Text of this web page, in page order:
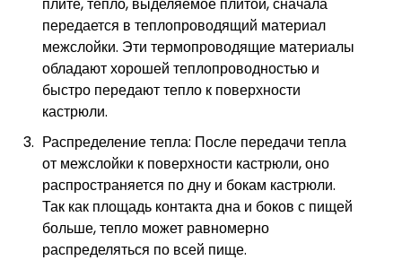
плите, тепло, выделяемое плитой, сначала
передается в теплопроводящий материал
межслойки. Эти термопроводящие материалы
обладают хорошей теплопроводностью и
быстро передают тепло к поверхности
кастрюли.
Распределение тепла: После передачи тепла
от межслойки к поверхности кастрюли, оно
распространяется по дну и бокам кастрюли.
Так как площадь контакта дна и боков с пищей
больше, тепло может равномерно
распределяться по всей пище.